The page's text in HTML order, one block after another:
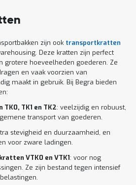
zijn ook transportkratten
Deze kratten zijn perfect
grotere hoeveelheden goederen. Ze
en vaak voorzien van
maakt in gebruik. Bij Begra bieden
TK1 en TK2: veelzijdig en robuust,
transport van goederen.
stevigheid en duurzaamheid, en
voor zware ladingen.
VTK0 en VTK1: voor nog
Ze zijn bestand tegen intensief